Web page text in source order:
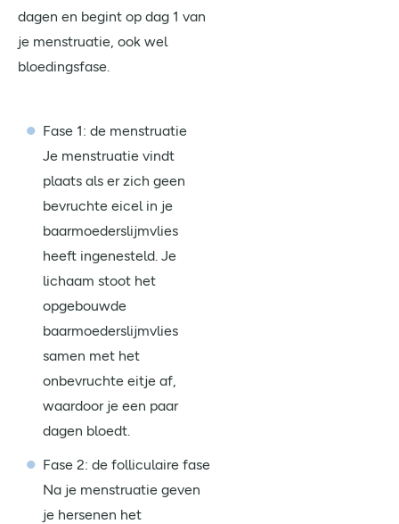
dagen en begint op dag 1 van
je menstruatie, ook wel
bloedingsfase.
Fase 1: de menstruatie
Je menstruatie vindt
plaats als er zich geen
bevruchte eicel in je
baarmoederslijmvlies
heeft ingenesteld. Je
lichaam stoot het
opgebouwde
baarmoederslijmvlies
samen met het
onbevruchte eitje af,
waardoor je een paar
dagen bloedt.
Fase 2: de folliculaire fase
Na je menstruatie geven
je hersenen het